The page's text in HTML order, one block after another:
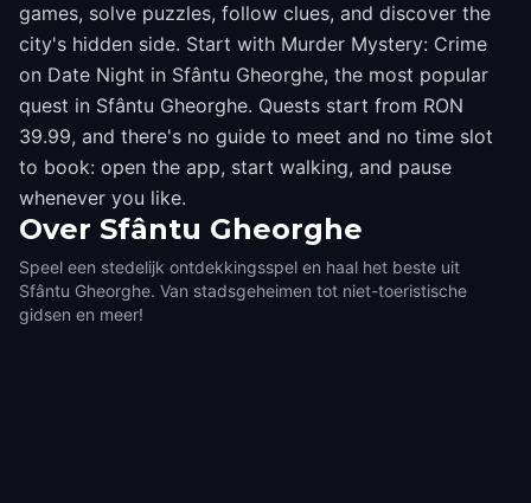
games, solve puzzles, follow clues, and discover the
city's hidden side. Start with Murder Mystery: Crime
on Date Night in Sfântu Gheorghe, the most popular
quest in Sfântu Gheorghe. Quests start from RON
39.99, and there's no guide to meet and no time slot
to book: open the app, start walking, and pause
whenever you like.
Over Sfântu Gheorghe
Speel een stedelijk ontdekkingsspel en haal het beste uit
Sfântu Gheorghe. Van stadsgeheimen tot niet-toeristische
gidsen en meer!